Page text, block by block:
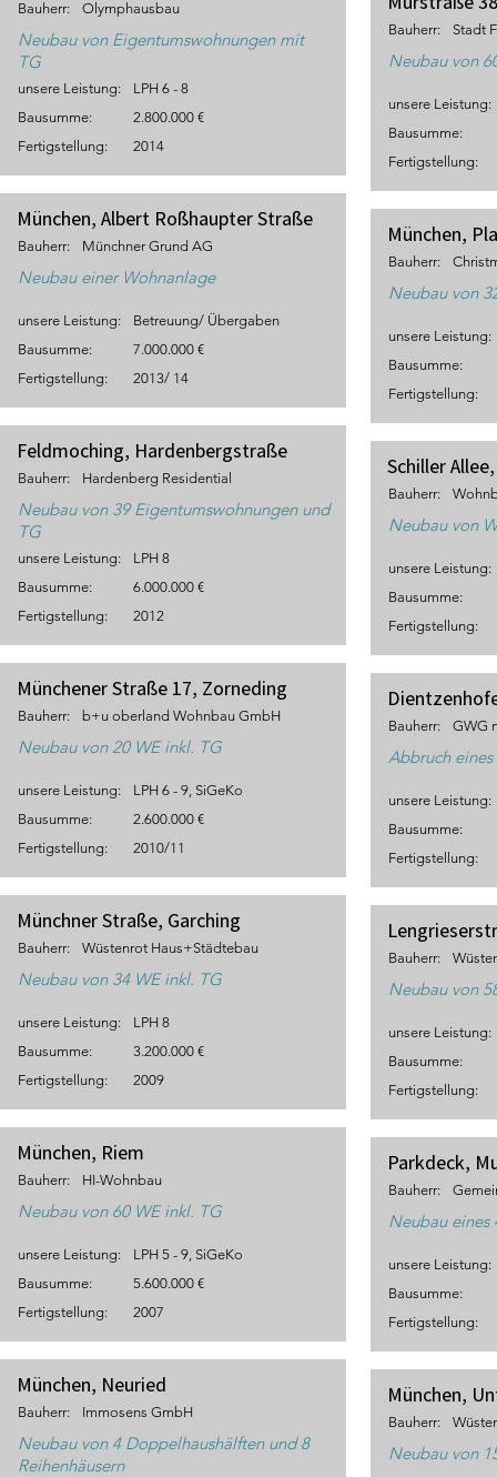
Bauherr: Olymphausbau
Neubau von Eigentumswohnungen mit
TG
unsere Leistung:
Bausumme:
Fertigstellung:
LPH 6 - 8
2.800.000 €
2014
München, Albert Roßhaupter Straße
Bauherr: Münchner Grund AG
Neubau einer Wohnanlage
unsere Leistung:
Bausumme:
Fertigstellung:
Betreuung/ Übergaben
7.000.000 €
2013/ 14
Feldmoching, Hardenbergstraße
Bauherr: Hardenberg Residential
Neubau von 39 Eigentumswohnungen und
TG
unsere Leistung:
Bausumme:
Fertigstellung:
LPH 8
6.000.000 €
2012
Münchener Straße 17, Zorneding
Bauherr: b+u oberland Wohnbau GmbH
Neubau von 20 WE inkl. TG
unsere Leistung:
Bausumme:
Fertigstellung:
LPH 6 - 9, SiGeKo
2.600.000 €
2010/11
Münchner Straße, Garching
Bauherr: Wüstenrot Haus+Städtebau
Neubau von 34 WE inkl. TG
unsere Leistung:
Bausumme:
Fertigstellung:
LPH 8
3.200.000 €
2009
München, Riem
Bauherr: HI-Wohnbau
Neubau von 60 WE inkl. TG
unsere Leistung:
Bausumme:
Fertigstellung:
LPH 5 - 9, SiGeKo
5.600.000 €
2007
München, Neuried
Bauherr: Immosens GmbH
Neubau von 4 Doppelhaushälften und 8
Reihenhäusern
Bauherr: Stadt
Neubau von
unsere Leistung:
Bausumme:
Fertigstellung:
München,
Bauherr:
Neubau von
unsere Leistung:
Bausumme:
Fertigstellung:
Schiller
Bauherr:
Neubau von
unsere Leistung:
Bausumme:
Fertigstellung:
Bauherr: GWG
Abbruch
unsere Leistung:
Bausumme:
Fertigstellung:
Bauherr:
Neubau von
unsere Leistung:
Bausumme:
Fertigstellung:
Parkdeck,
Bauherr:
Neubau eines
unsere Leistung:
Bausumme:
Fertigstellung:
München,
Bauherr:
Neubau von